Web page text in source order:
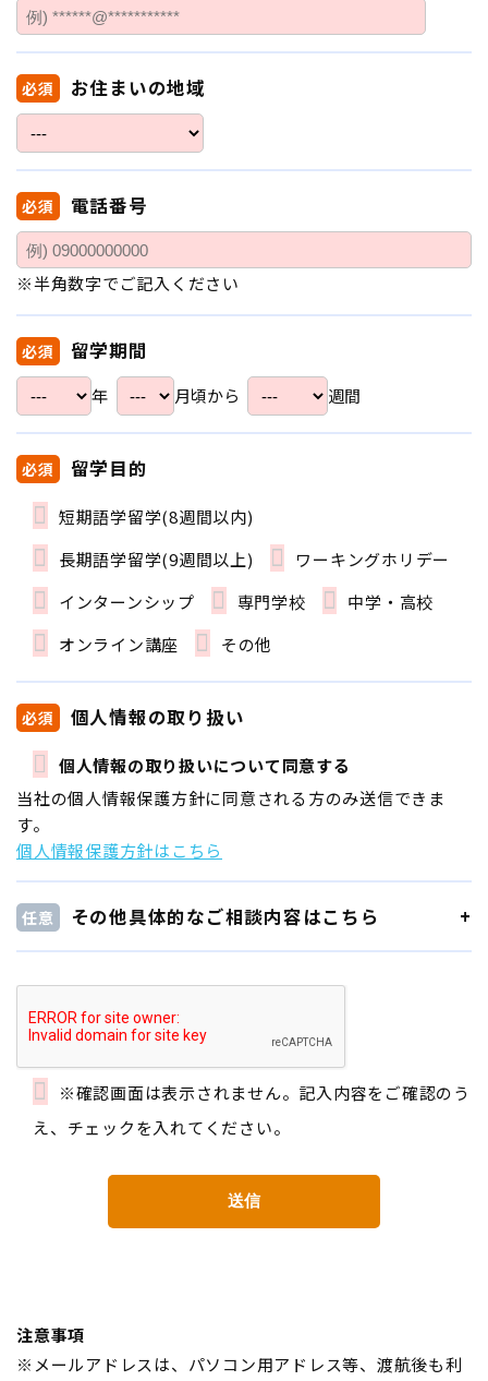
必須 お住まいの地域
必須 電話番号
※半角数字でご記入ください
必須 留学期間
年 月頃から 週間
必須 留学目的
短期語学留学(8週間以内)
長期語学留学(9週間以上)
ワーキングホリデー
インターンシップ
専門学校
中学・高校
オンライン講座
その他
必須 個人情報の取り扱い
個人情報の取り扱いについて同意する
当社の個人情報保護方針に同意される方のみ送信できま
す。
個人情報保護方針はこちら
任意 その他具体的なご相談内容はこちら
※確認画面は表示されません。記入内容をご確認のう
え、チェックを入れてください。
注意事項
※メールアドレスは、パソコン用アドレス等、渡航後も利